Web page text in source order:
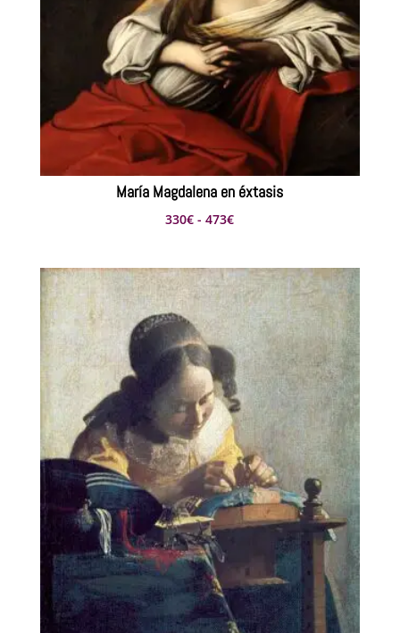
María Magdalena en éxtasis
330€ - 473€Rango
precios:
desde
330€
hasta
473€